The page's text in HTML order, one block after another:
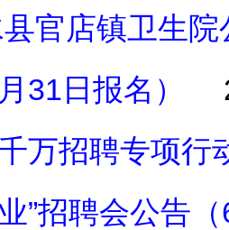
官店镇卫生
31日报名）
万招聘专项行
”招聘会公告